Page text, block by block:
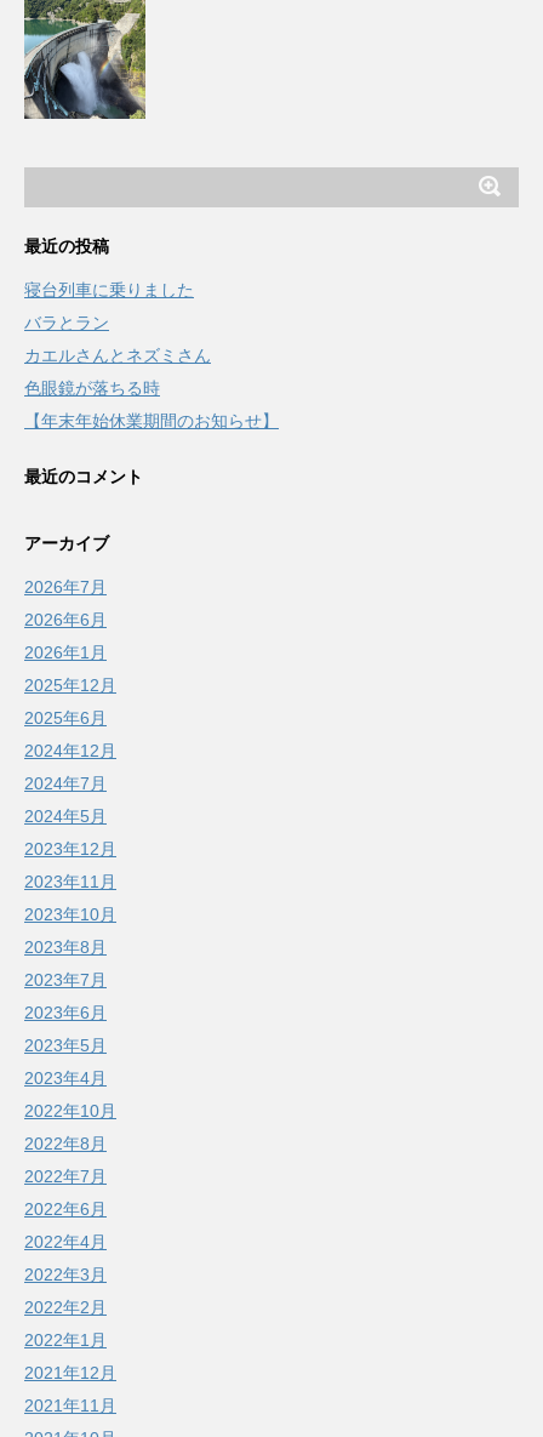
最近の投稿
寝台列車に乗りました
バラとラン
カエルさんとネズミさん
色眼鏡が落ちる時
【年末年始休業期間のお知らせ】
最近のコメント
アーカイブ
2026年7月
2026年6月
2026年1月
2025年12月
2025年6月
2024年12月
2024年7月
2024年5月
2023年12月
2023年11月
2023年10月
2023年8月
2023年7月
2023年6月
2023年5月
2023年4月
2022年10月
2022年8月
2022年7月
2022年6月
2022年4月
2022年3月
2022年2月
2022年1月
2021年12月
2021年11月